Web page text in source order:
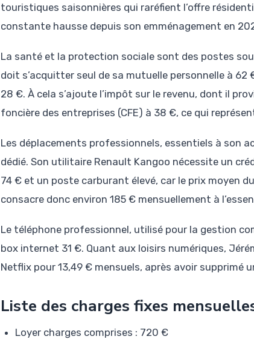
touristiques saisonnières qui raréfient l’offre
constante hausse depuis son emménagement en
La santé et la protection sociale sont des postes
doit s’acquitter seul de sa mutuelle personnelle à
28 €. À cela s’ajoute l’impôt sur le revenu, dont il
foncière des entreprises (CFE) à 38 €, ce qui
Les déplacements professionnels, essentiels à son
dédié. Son utilitaire Renault Kangoo nécessite un
74 € et un poste carburant élevé, car le prix moyen
consacre donc environ 185 € mensuellement à
Le téléphone professionnel, utilisé pour la gestion
box internet 31 €. Quant aux loisirs numériques,
Netflix pour 13,49 € mensuels, après avoir supprimé
Liste des charges fixes
Loyer charges comprises : 720 €